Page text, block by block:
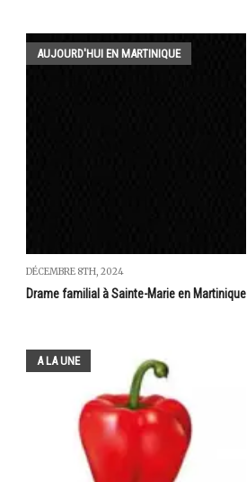
AUJOURD'HUI EN MARTINIQUE
DÉCEMBRE 8TH, 2024
Drame familial à Sainte-Marie en Martinique
A LA UNE